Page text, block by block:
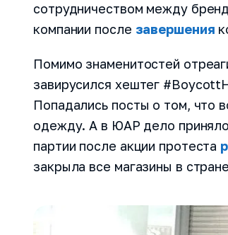
сотрудничеством между
компании после завершения
Помимо знаменитостей
завирусился хештег
Попадались посты о том, что
одежду. А в ЮАР дело
партии после акции протеста
закрыла все магазины в